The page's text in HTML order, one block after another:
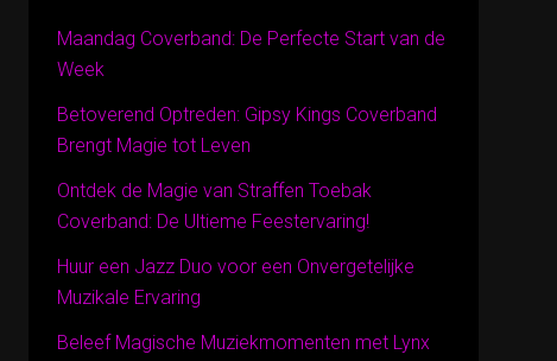
Maandag Coverband: De Perfecte Start van de
Week
Betoverend Optreden: Gipsy Kings Coverband
Brengt Magie tot Leven
Ontdek de Magie van Straffen Toebak
Coverband: De Ultieme Feestervaring!
Huur een Jazz Duo voor een Onvergetelijke
Muzikale Ervaring
Beleef Magische Muziekmomenten met Lynx